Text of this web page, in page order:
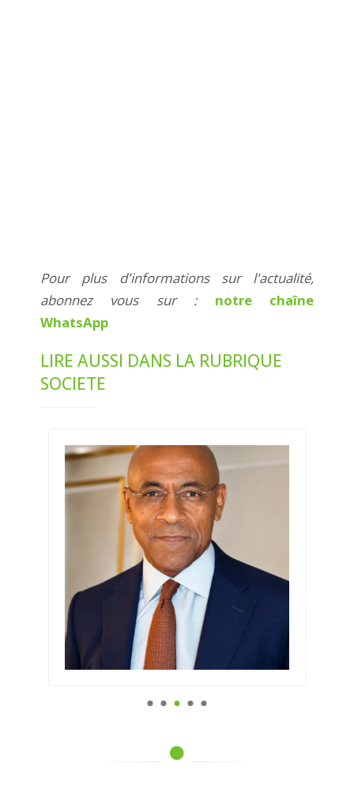
Pour plus d'informations sur l'actualité,
abonnez vous sur : notre chaîne
WhatsApp
LIRE AUSSI DANS LA RUBRIQUE
SOCIETE